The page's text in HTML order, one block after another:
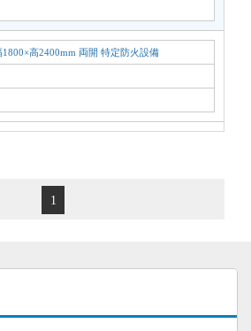
高2400mm 両開 特定防火設備
1